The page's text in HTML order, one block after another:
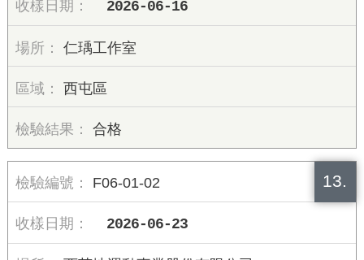
2026-06-16
仁瑀工作室
西屯區
合格
13.
F06-01-02
2026-06-23